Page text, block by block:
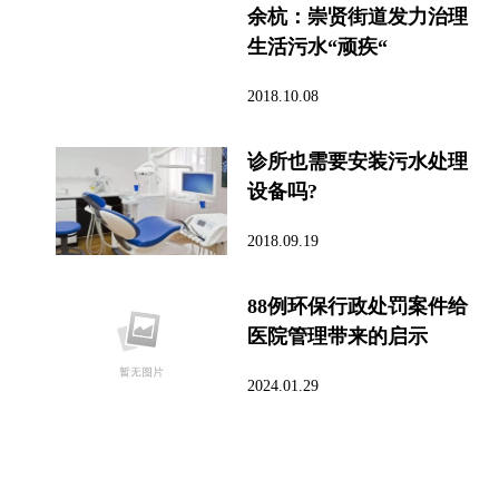
余杭：崇贤街道发力治理
生活污水“顽疾“
2018.10.08
诊所也需要安装污水处理
设备吗?
2018.09.19
88例环保行政处罚案件给
医院管理带来的启示
2024.01.29